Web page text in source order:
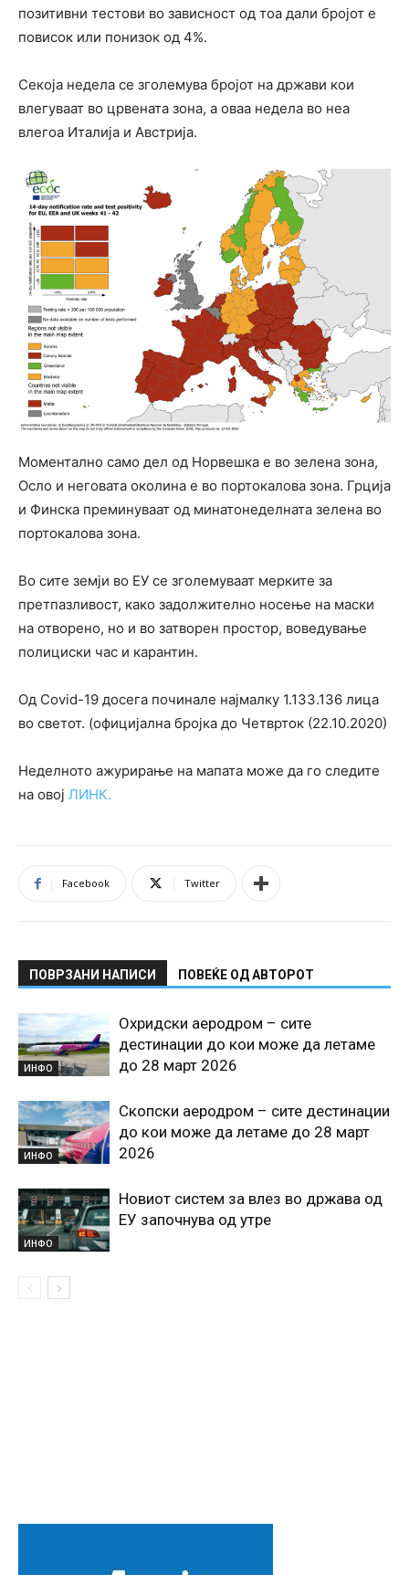
позитивни тестови во зависност од тоа дали бројот е
повисок или понизок од 4%.
Секоја недела се зголемува бројот на држави кои
влегуваат во црвената зона, а оваа недела во неа
влегоа Италија и Австрија.
Моментално само дел од Норвешка е во зелена зона,
Осло и неговата околина е во портокалова зона. Грција
и Финска преминуваат од минатонеделната зелена во
портокалова зона.
Во сите земји во ЕУ се зголемуваат мерките за
претпазливост, како задолжително носење на маски
на отворено, но и во затворен простор, воведување
полициски час и карантин.
Од Covid-19 досега починале најмалку 1.133.136 лица
во светот. (официјална бројка до Четврток (22.10.2020)
Неделното ажурирање на мапата може да го следите
на овој ЛИНК.
Facebook Twitter
ПОВРЗАНИ НАПИСИ ПОВЕЌЕ ОД АВТОРОТ
ИНФО
Охридски аеродром – сите
дестинации до кои може да летаме
до 28 март 2026
ИНФО
Скопски аеродром – сите дестинации
до кои може да летаме до 28 март
2026
ИНФО
Новиот систем за влез во држава од
ЕУ започнува од утре